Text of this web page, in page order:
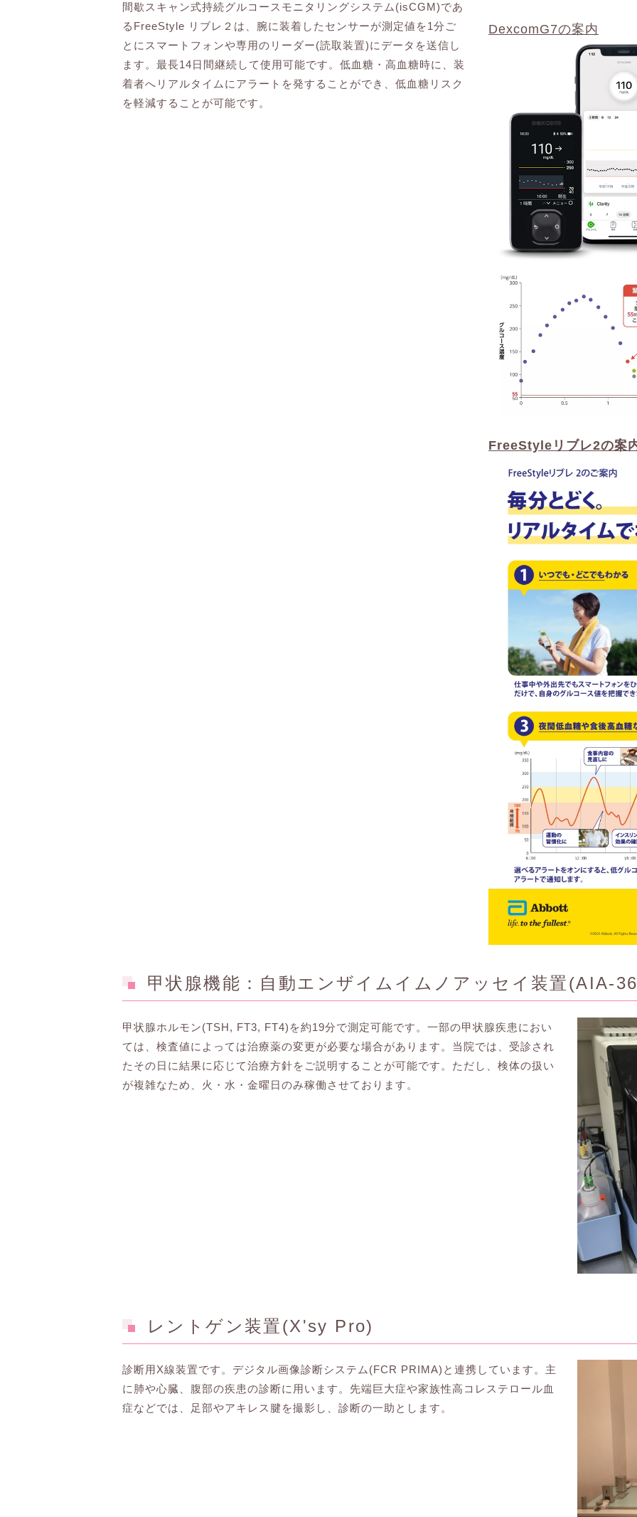
間歇スキャン式持続グルコースモニタリングシステム(isCGM)であ
るFreeStyle リブレ２は、腕に装着したセンサーが測定値を1分ご
とにスマートフォンや専用のリーダー(読取装置)にデータを送信し
ます。最長14日間継続して使用可能です。低血糖・高血糖時に、装
着者へリアルタイムにアラートを発することができ、低血糖リスク
を軽減することが可能です。
DexcomG7の案内
FreeStyleリブレ2の案
甲状腺機能：自動エンザイムイムノアッセイ装置(AIA-
甲状腺ホルモン(TSH, FT3, FT4)を約19分で測定可能です。一部の甲状腺疾患におい
ては、検査値によっては治療薬の変更が必要な場合があります。当院では、受診され
たその日に結果に応じて治療方針をご説明することが可能です。ただし、検体の扱い
が複雑なため、火・水・金曜日のみ稼働させております。
レントゲン装置(X'sy Pro)
診断用X線装置です。デジタル画像診断システム(FCR PRIMA)と連携しています。主
に肺や心臓、腹部の疾患の診断に用います。先端巨大症や家族性高コレステロール血
症などでは、足部やアキレス腱を撮影し、診断の一助とします。